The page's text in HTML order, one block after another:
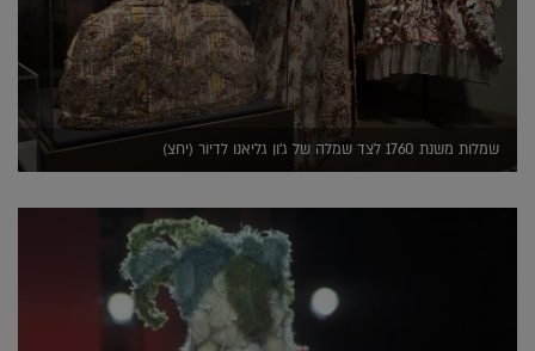
שמלות משנת 1760 לצד שמלה של ג'ון גליאנו לדיור (יחצ)